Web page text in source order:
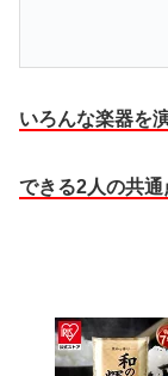
いろんな楽器を
できる2人の共通